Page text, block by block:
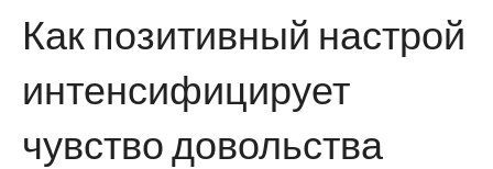
Как позитивный настрой
интенсифицирует
чувство довольства